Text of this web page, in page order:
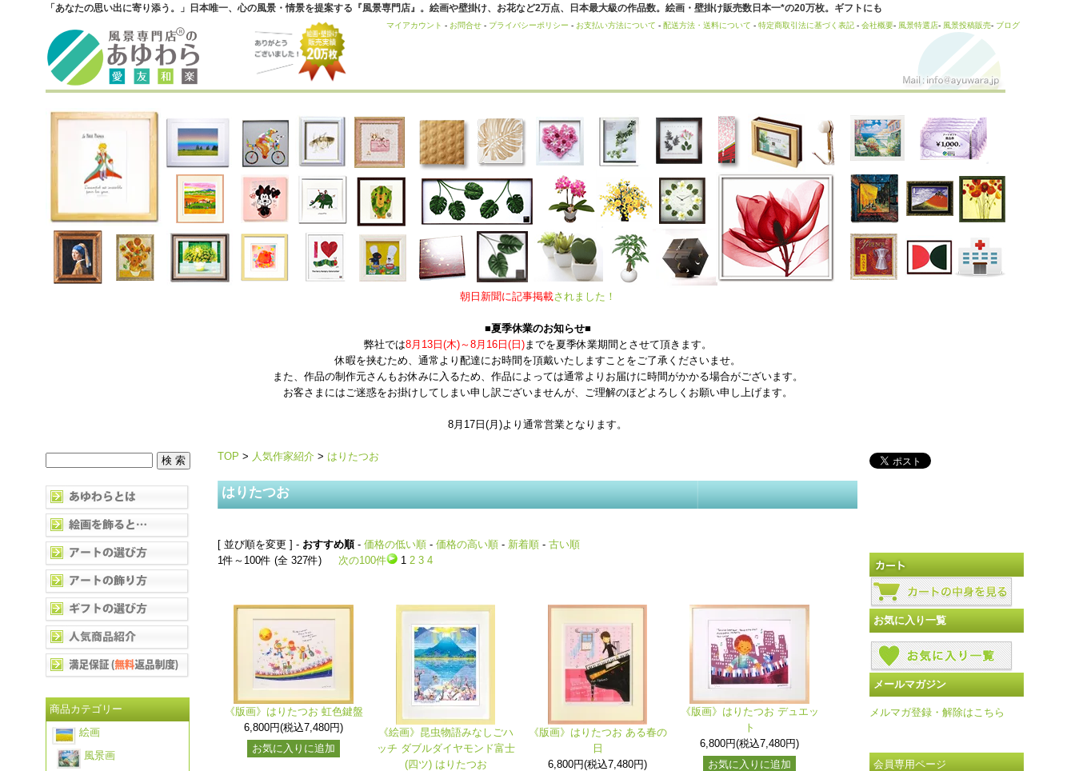
「あなたの思い出に寄り添う。」日本唯一、心の風景・情景を提案する『風景専門店』。絵画や壁掛け、お花など2万点、日本最大級の作品数。絵画・壁掛け販売数日本一*の20万枚。ギフトにも
マイアカウント - お問合せ - プライバシーポリシー - お支払い方法について - 配送方法・送料について - 特定商取引法に基づく表記 - 会社概要- 風景特選店- 風景投稿販売- ブログ
朝日新聞に記事掲載されました！
■夏季休業のお知らせ■
弊社では8月13日(木)～8月16日(日)までを夏季休業期間とさせて頂きます。
休暇を挟むため、通常より配達にお時間を頂戴いたしますことをご了承くださいませ。
また、作品の制作元さんもお休みに入るため、作品によっては通常よりお届けに時間がかかる場合がございます。
お客さまにはご迷惑をお掛けしてしまい申し訳ございませんが、ご理解のほどよろしくお願い申し上げます。
8月17日(月)より通常営業となります。
TOP > 人気作家紹介 > はりたつお
はりたつお
[ 並び順を変更 ] - おすすめ順- 価格の低い順 - 価格の高い順 - 新着順 - 古い順
1件～100件 (全 327件) 次の100件 1 2 3 4
《版画》はりたつお 虹色鍵盤
6,800円(税込7,480円)
お気に入りに追加
《絵画》昆虫物語みなしごハ
ッチ ダブルダイヤモンド富士
(四ツ) はりたつお
《版画》はりたつお ある春の
日
6,800円(税込7,480円)
《版画》はりたつお デュエッ
ト
6,800円(税込7,480円)
お気に入りに追加
商品カテゴリー
絵画
風景画
お気に入り一覧
メールマガジン
メルマガ登録・解除はこちら
会員専用ページ